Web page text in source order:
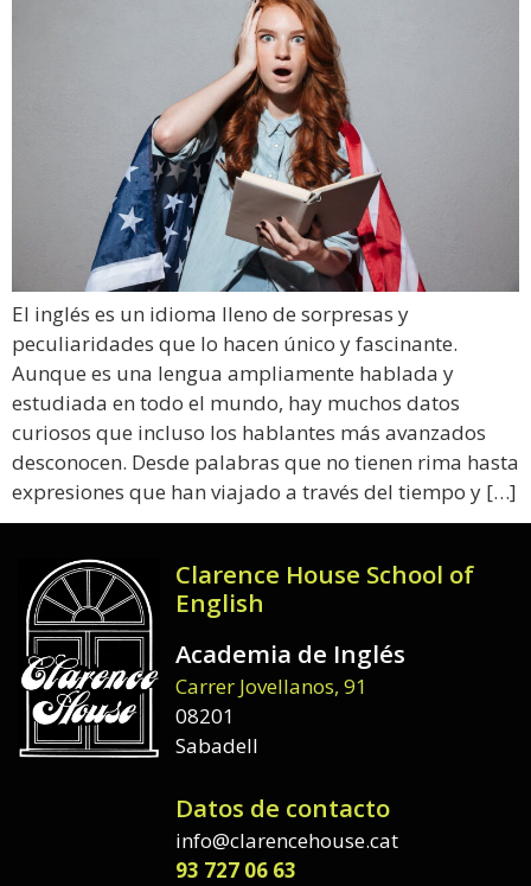
El inglés es un idioma lleno de sorpresas y
peculiaridades que lo hacen único y fascinante.
Aunque es una lengua ampliamente hablada y
estudiada en todo el mundo, hay muchos datos
curiosos que incluso los hablantes más avanzados
desconocen. Desde palabras que no tienen rima hasta
expresiones que han viajado a través del tiempo y […]
Clarence House School of
English
Academia de Inglés
Carrer Jovellanos, 91
08201
Sabadell
Datos de contacto
info@clarencehouse.cat
93 727 06 63